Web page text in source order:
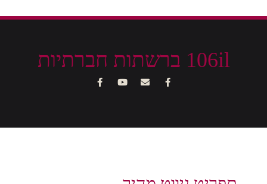
106il ברשתות חברתיות